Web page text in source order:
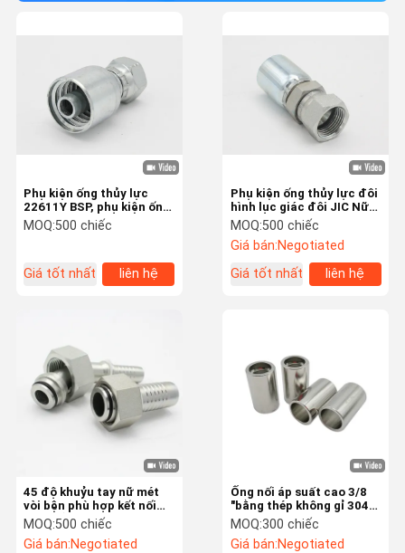
Phụ kiện ống thủy lực đôi
hình lục giác đôi JIC Nữ
74 độ (26711DY)
MOQ:500 chiếc
Giá bán:Negotiated
Giá tốt nhất
liên hệ
Phụ kiện ống thủy lực
22611Y BSP, phụ kiện ống
thủy lực (22611Y)
MOQ:500 chiếc
Giá tốt nhất liên hệ
Ống nối áp suất cao 3/8
"bằng thép không gỉ 304
cho ống PTFE
MOQ:300 chiếc
Giá bán:Negotiated
45 độ khuỷu tay nữ mét
vòi bện phù hợp kết nối
ống thủy lực
MOQ:500 chiếc
Giá bán:Negotiated